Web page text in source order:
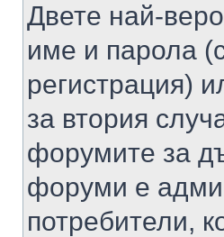
Двете най-
име и парола
регистрация)
за втория
форумите за
форуми е
потребители,